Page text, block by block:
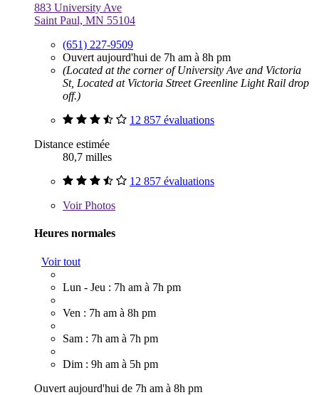
883 University Ave
Saint Paul, MN 55104
(651) 227-9509
Ouvert aujourd'hui de 7h am à 8h pm
(Located at the corner of University Ave and Victoria
St, Located at Victoria Street Greenline Light Rail drop
off.)
12 857 évaluations
Distance estimée
80,7 milles
12 857 évaluations
VoirPhotos
Heures normales
Voir tout
Lun - Jeu : 7h am à 7h pm
Ven : 7h am à 8h pm
Sam : 7h am à 7h pm
Dim : 9h am à 5h pm
Ouvert aujourd'hui de 7h am à 8h pm